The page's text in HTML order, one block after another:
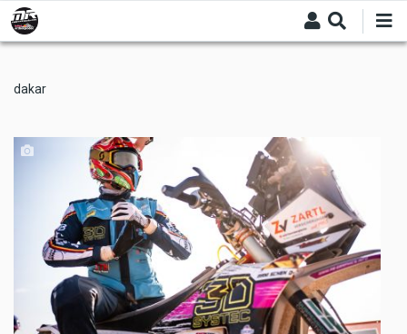
Skip
to
main
dakar